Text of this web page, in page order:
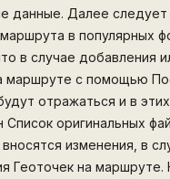
данные. Далее следует
в популярных
в случае добавления
маршруте с помощью
отражаться и в
Список оригинальных
изменения, в
Геоточек на